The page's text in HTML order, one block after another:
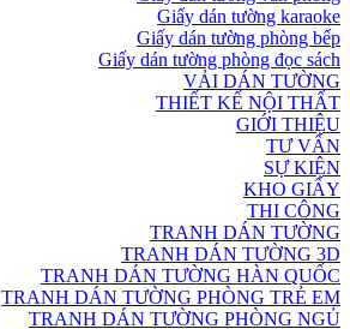
Giấy dán tường karaoke
Giấy dán tường phòng bếp
Giấy dán tường phòng đọc sách
VẢI DÁN TƯỜNG
THIẾT KẾ NỘI THẤT
GIỚI THIỆU
TƯ VẤN
SỰ KIỆN
KHO GIẤY
THI CÔNG
TRANH DÁN TƯỜNG
TRANH DÁN TƯỜNG 3D
TRANH DÁN TƯỜNG HÀN QUỐC
TRANH DÁN TƯỜNG PHÒNG TRẺ EM
TRANH DÁN TƯỜNG PHÒNG NGỦ